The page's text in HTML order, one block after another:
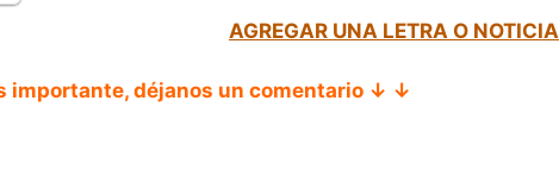
AGREGAR UNA LETRA O NOTICIA
importante, déjanos un comentario ↓ ↓